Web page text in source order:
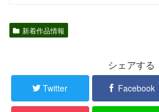
新着作品情報
シェアする
Twitter Facebook